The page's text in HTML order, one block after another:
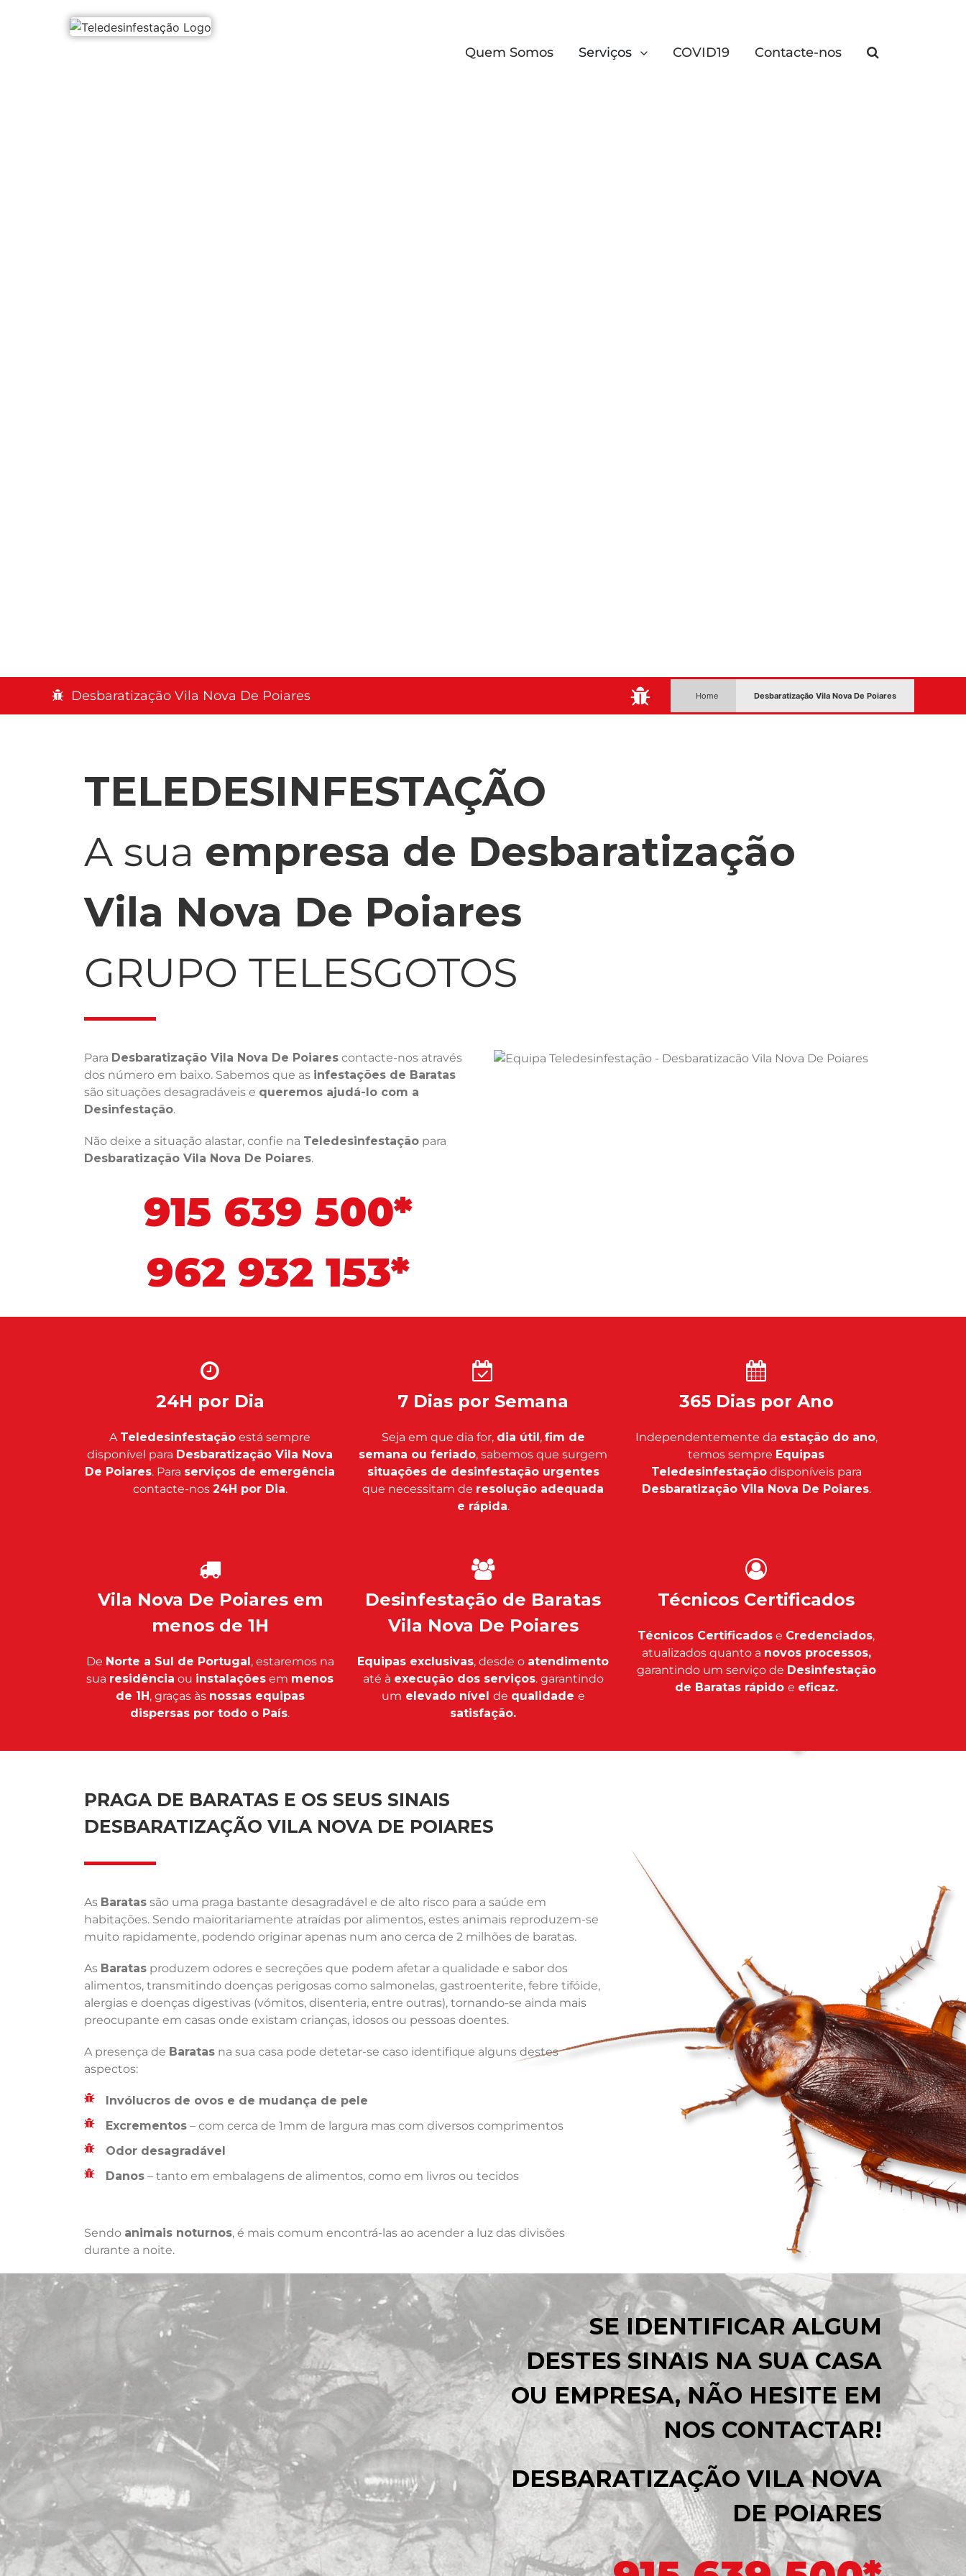
Quem Somos Serviços COVID19 Contacte-nos
Desbaratização Vila Nova De Poiares : Home Desbaratização Vila Nova De Poiares
TELEDESINFESTAÇÃO
A sua empresa de Desbaratização
Vila Nova De Poiares
GRUPO TELESGOTOS
Para Desbaratização Vila Nova De Poiares contacte-nos através
dos número em baixo. Sabemos que as infestações de Baratas
são situações desagradáveis e queremos ajudá-lo com a
Desinfestação.
Não deixe a situação alastar, confie na Teledesinfestação para
Desbaratização Vila Nova De Poiares.
915 639 500*
962 932 153*
24H por Dia
A Teledesinfestação está sempre
disponível para Desbaratização Vila Nova
De Poiares. Para serviços de emergência
contacte-nos 24H por Dia.
7 Dias por Semana
Seja em que dia for, dia útil, fim de
semana ou feriado, sabemos que surgem
situações de desinfestação urgentes
que necessitam de resolução adequada
e rápida.
365 Dias por Ano
Independentemente da estação do ano,
temos sempre Equipas
Teledesinfestaçãodisponíveis para
Desbaratização Vila Nova De Poiares.
Vila Nova De Poiares em
menos de 1H
De Norte a Sul de Portugal, estaremos na
sua residência ou instalações em menos
de 1H, graças às nossas equipas
dispersas por todo o País.
Desinfestação de Baratas
Vila Nova De Poiares
Equipas exclusivas, desde o atendimento
até à execução dos serviços. garantindo
um elevado nível de qualidade e
satisfação.
Técnicos Certificados
Técnicos Certificados e Credenciados,
atualizados quanto a novos processos,
garantindo um serviço de Desinfestação
de Baratas rápido e eficaz.
PRAGA DE BARATAS E OS SEUS SINAIS
DESBARATIZAÇÃO VILA NOVA DE POIARES
As Baratas são uma praga bastante desagradável e de alto risco para a saúde em
habitações. Sendo maioritariamente atraídas por alimentos, estes animais reproduzem-se
muito rapidamente, podendo originar apenas num ano cerca de 2 milhões de baratas.
As Baratas produzem odores e secreções que podem afetar a qualidade e sabor dos
alimentos, transmitindo doenças perigosas como salmonelas, gastroenterite, febre tifóide,
alergias e doenças digestivas (vómitos, disenteria, entre outras), tornando-se ainda mais
preocupante em casas onde existam crianças, idosos ou pessoas doentes.
A presença de Baratas na sua casa pode detetar-se caso identifique alguns destes
aspectos:
Invólucros de ovos e de mudança de pele
Excrementos – com cerca de 1mm de largura mas com diversos comprimentos
Odor desagradável
Danos – tanto em embalagens de alimentos, como em livros ou tecidos
Sendo animais noturnos, é mais comum encontrá-las ao acender a luz das divisões
durante a noite.
SE IDENTIFICAR ALGUM
DESTES SINAIS NA SUA CASA
OU EMPRESA, NÃO HESITE EM
NOS CONTACTAR!
DESBARATIZAÇÃO VILA NOVA
DE POIARES